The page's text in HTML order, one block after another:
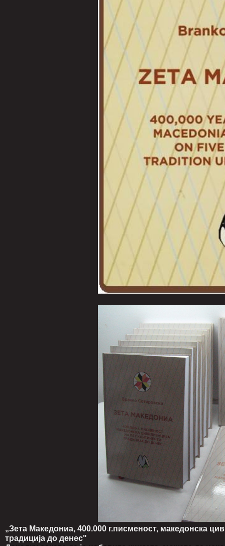
„Зета Македониа, 400.000 г.писменост, македонска
традиција до денес"